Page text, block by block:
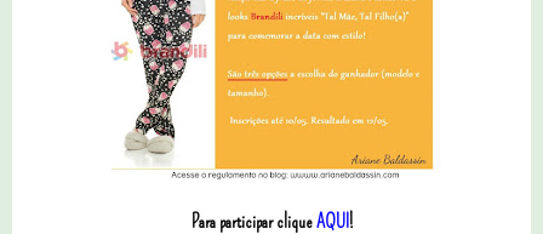
Para participar cliqueAQUI!